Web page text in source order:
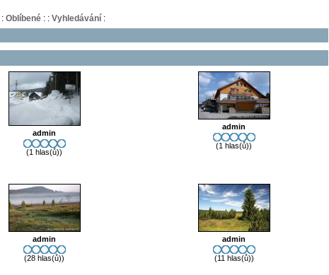
: Oblíbené: : Vyhledávání:
admin
(1 hlas(ů))
admin
(1 hlas(ů))
admin
(28 hlas(ů))
admin
(11 hlas(ů))